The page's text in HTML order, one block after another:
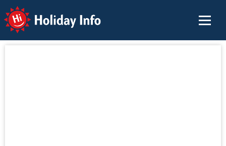
Holiday Info